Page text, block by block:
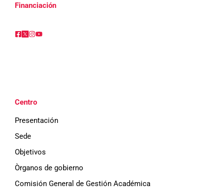
Financiación
Centro
Presentación
Sede
Objetivos
Òrganos de gobierno
Comisión General de Gestión Académica